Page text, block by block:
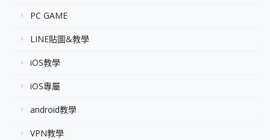
PC GAME
LINE貼圖&教學
iOS教學
iOS專屬
android教學
VPN教學